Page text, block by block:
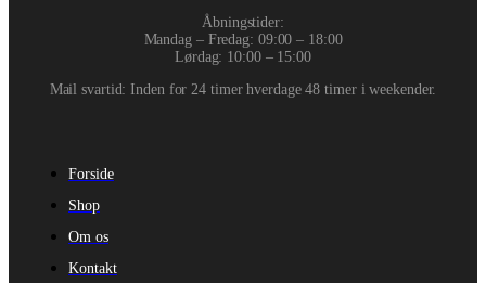
Åbningstider:
Mandag – Fredag: 09:00 – 18:00
Lørdag: 10:00 – 15:00
Mail svartid: Inden for 24 timer hverdage 48 timer i weekender.
Forside
Shop
Om os
Kontakt